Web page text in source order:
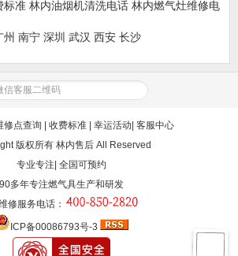
标准 林内油烟机清洗电话 林内燃气灶维修电
州 南宁 深圳 武汉 西安 长沙
修点查询 收费标准| 幸运活动 客服中心
版权所有 林内售后 All Reserved
专业专注| 全国可预约
90多年专注燃气具生产和研发
修服务电话 ：
ICP备00086793号-3